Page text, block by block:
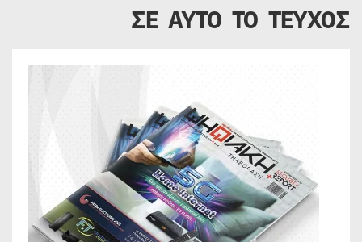
ΣΕ ΑΥΤΟ ΤΟ ΤΕΥΧΟΣ